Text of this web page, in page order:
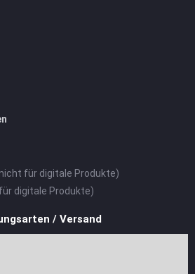
für digitale Produkte)
digitale Produkte)
/ Versand